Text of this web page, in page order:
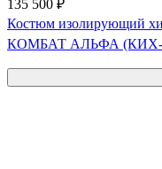
135 500 ₽
Костюм изолирующий
КОМБАТ АЛЬФА (КИХ-